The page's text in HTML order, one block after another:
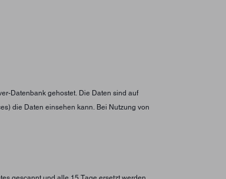
Datenbank gehostet. Die Daten sind auf
die Daten einsehen kann. Bei Nutzung von